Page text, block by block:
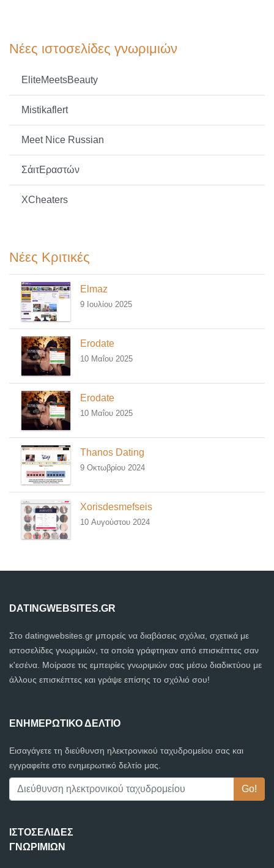
Νέες ιστοσελίδες γνωριμιών
EliteMeetsBeauty
Mistikaflert
Meet Nice Russian
ΣάιτΕραστών
XCheaters
Νέες Κριτικές
Elmaz
9 Ιουλίου 2025
Erodate
10 Μαΐου 2025
Erodate
10 Μαΐου 2025
Thanos Dating
9 Οκτωβρίου 2024
Xorisdesmefseis
10 Αυγούστου 2024
DATINGWEBSITES.GR
Στο datingwebsites.gr μπορείς να διαβάσεις σχόλια, σχετικά με
ιστοσελίδες γνωριμιών, τα οποία γράφτηκαν από επισκέπτες σαν
κ'εσένα. Μοίρασε τις εμπειρίες γνωριμιών σας μέσω διαδικτύου με
άλλους επισκέπτες και γράψε επίσης το σχόλιό σου!
ΕΝΗΜΕΡΩΤΙΚΌ ΔΕΛΤΊΟ
Εισαγάγετε τη διεύθυνση ηλεκτρονικού ταχυδρομείου σας και
εγγραφείτε στο ενημερωτικό δελτίο μας.
ΙΣΤΟΣΕΛΊΔΕΣ
ΓΝΩΡΙΜΙΏΝ